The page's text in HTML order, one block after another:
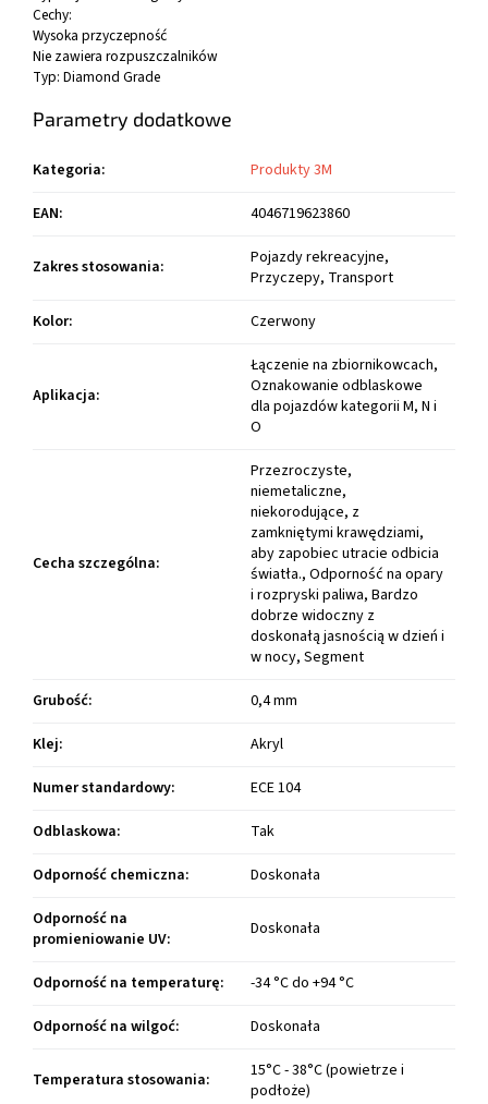
Cechy:
Wysoka przyczepność
Nie zawiera rozpuszczalników
Typ: Diamond Grade
Parametry dodatkowe
Kategoria:
Produkty 3M
EAN: 4046719623860
Zakres stosowania:
Pojazdy rekreacyjne,
Przyczepy, Transport
Kolor: Czerwony
Aplikacja:
Łączenie na zbiornikowcach,
Oznakowanie odblaskowe
dla pojazdów kategorii M, N i
O
Cecha szczególna:
Przezroczyste,
niemetaliczne,
niekorodujące, z
zamkniętymi krawędziami,
aby zapobiec utracie odbicia
światła., Odporność na opary
i rozpryski paliwa, Bardzo
dobrze widoczny z
doskonałą jasnością w dzień i
w nocy, Segment
Grubość:
0,4 mm
Klej:
Akryl
Numer standardowy:
ECE 104
Odblaskowa:
Tak
Odporność chemiczna:
Doskonała
Odporność na
promieniowanie UV: Doskonała
Odporność na temperaturę:
-34 °C do +94 °C
Odporność na wilgoć: Doskonała
Temperatura stosowania:
15°C - 38°C (powietrze i
podłoże)